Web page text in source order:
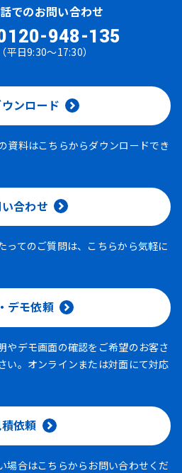
でのお問い合わせ
948-135
（平日9:30～17:30）
ンロード
資料はこちらからダウンロードでき
合わせ
ってのご質問は、こちらから気軽に
デモ依頼
やデモ画面の確認をご希望のお客さ
い。オンラインまたは対面にて対応
依頼
場合はこちらからお問い合わせくだ